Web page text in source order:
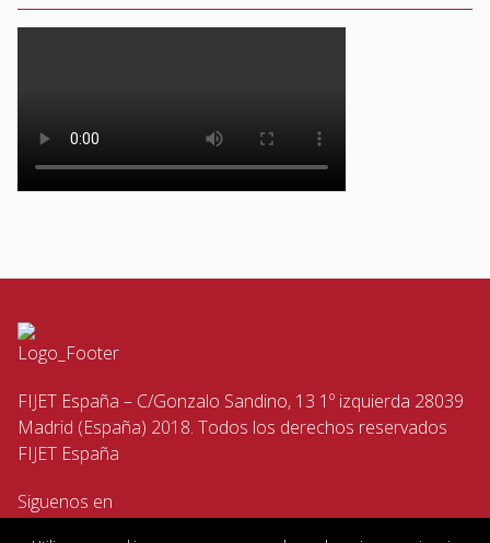
FIJET España – C/Gonzalo Sandino, 13 1º izquierda 28039
Madrid (España) 2018. Todos los derechos reservados
FIJET España
Siguenos en